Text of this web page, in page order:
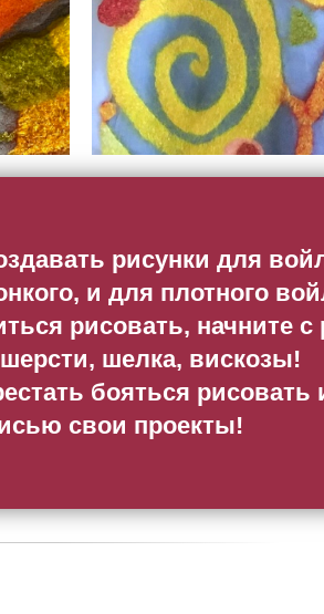
рисунки для
и для плотного
рисовать, начните с
шелка, вискозы!
бояться рисовать
свои проекты!